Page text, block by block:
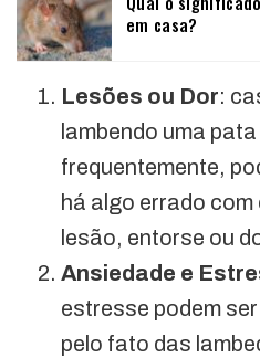
em casa?
Lesões ou Dor:
lambendo uma
frequentemente,
há algo errado
lesão, entorse ou
Ansiedade e
estresse podem
pelo fato das